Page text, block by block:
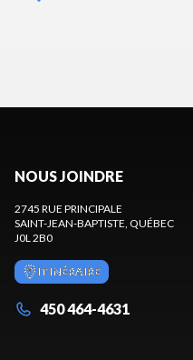
NOUS JOINDRE
2745 RUE PRINCIPALE
SAINT-JEAN-BAPTISTE , QUÉBEC
J0L 2B0
ITINÉRAIRE
450 464-4631